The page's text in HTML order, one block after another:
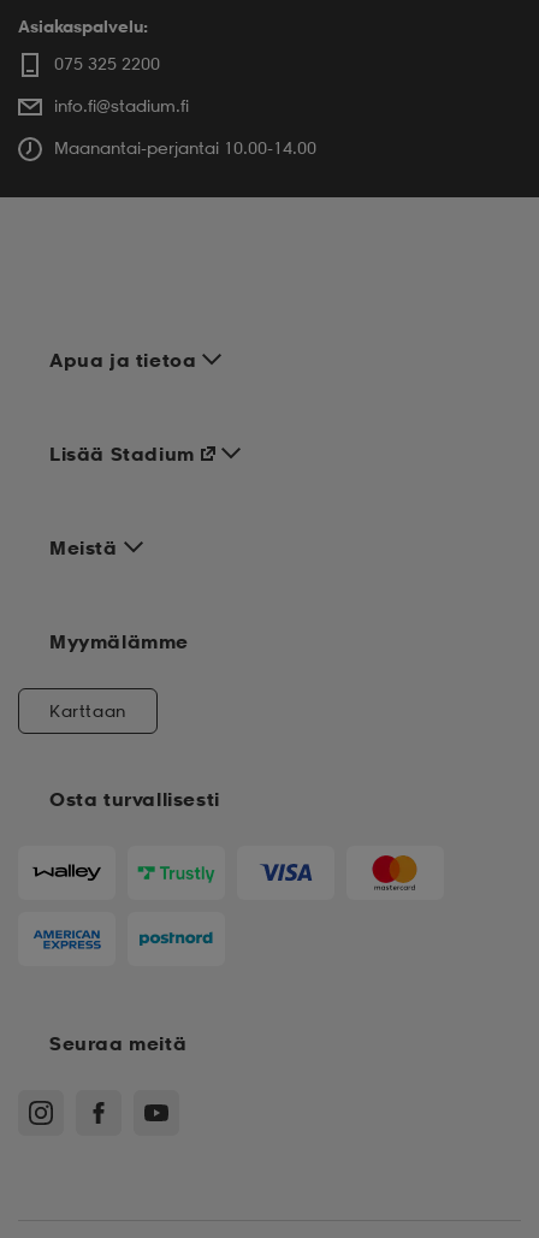
Asiakaspalvelu:
075 325 2200
info.fi@stadium.fi
Maanantai-perjantai 10.00-14.00
Apua ja tietoa
Meistä
Osta turvallisesti
Lisää Stadium
Myymälämme
Karttaan
Seuraa meitä